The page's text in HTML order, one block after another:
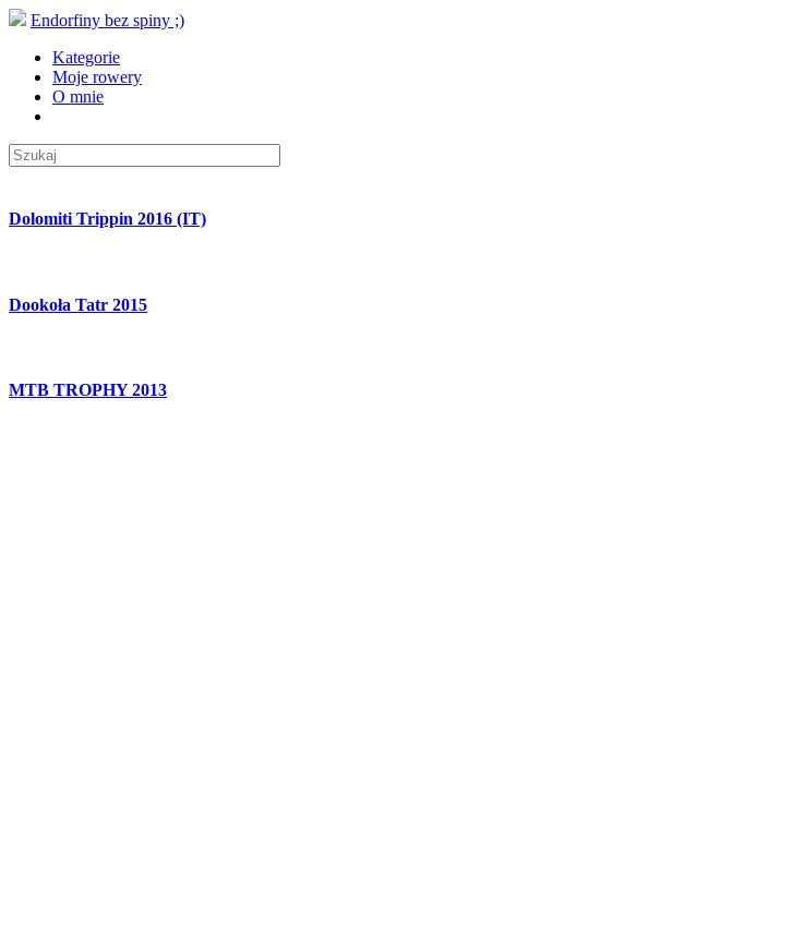
Endorfiny bez spiny ;)
Kategorie
Moje rowery
O mnie
Dolomiti Trippin 2016 (IT)
Dookoła Tatr 2015
MTB TROPHY 2013